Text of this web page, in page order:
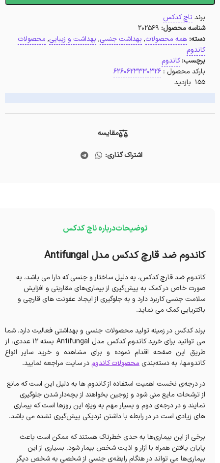
برند ناچ کدکس
شناسه محصول: 202569
دسته: همه محصولات, بهداشت جنسی, بهداشت و زیبایی, محصولات
کاندوم
برچسب:کاندوم
بارکد محصول : 6260623330326
155 بازدید
مقایسه
اشتراک گذاری:
توضیحاتدرباره ناچ کدکس
کاندوم ضد قارچ کدکس مدل Antifungal
کاندوم ضد قارچ کدکس، به دلیل ساختار و جنسی که دارا می باشد، به
صورت خاص در کمک به پیش‌گیری از بیماری‌های مقاربتی و افزایش
سلامت جنسی کاربرد دارد و به جلوگیری از ایجاد عفونت های قارچی و
باکتریایی‌ کمک می نماید.
برند کدکس در زمینه‌ تولید محصولات جنسی و بهداشتی فعالیت دارد. شما
می توانید برای خرید کاندوم کدکس مدل Antifungal بسته ۱۲ عددی، از
طریق این صفحه اقدام نموده و برای مشاهده و خرید سایر انواع
کاندومها، به دسته‌بندیمحصولات کاندومدر سایت مراجعه نمایید.
در درجه‌ی نخست اهمیت استفاده از کاندوم ها به دلیل این است که مانع
از ترشحات مایع منی شود و زوجین بخواهند از بچه‌دار شدن جلوگیری
نمایند و در درجه‌ی دوم و بسیار مهم به ویژه‌ این روزها است که بیماری
های زیادی است در در رابطه با داشتن نزدیکی پیش‌گیری نشده می باشد.
برخی از این بیماری‌ها به حدی خطرناک هستند که ممکن است باعث
پایان یافتن همراه با آزار و اذیت شخص بیمار شود. بسیاری از این
بیماری‌ها می تواند در هنگام رابطه‌ی جنسی از شخصی به شخص دیگر